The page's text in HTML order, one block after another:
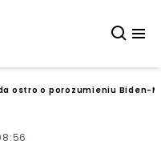
ostro o porozumieniu Biden-